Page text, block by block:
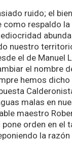
ruido; el
como respaldo la
nuestro
el de Manuel
el nombre
hemos dicho
malas en
maestro
orden en el
la razón